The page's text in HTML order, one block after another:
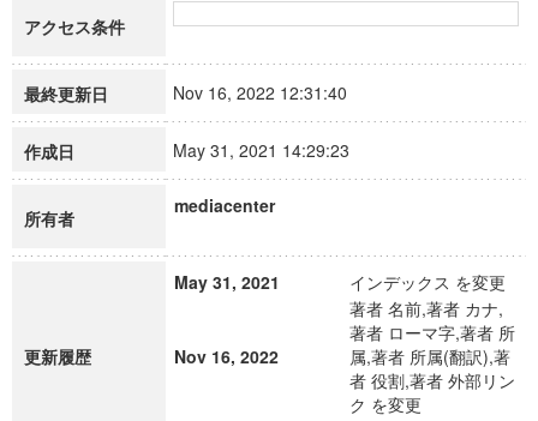
アクセス条件
最終更新日 Nov 16, 2022 12:31:40
作成日 May 31, 2021 14:29:23
所有者
mediacenter
更新履歴
May 31, 2021 インデックス を変更
Nov 16, 2022
著者 名前,著者 カナ,
著者 ローマ字,著者 所
属,著者 所属(翻訳),著
者 役割,著者 外部リン
ク を変更